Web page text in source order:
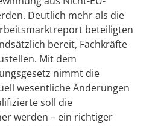
Deutlich mehr als die
beteiligten
bereit, Fachkräfte
Mit dem
nimmt die
wesentliche Änderungen
soll die
werden – ein richtiger